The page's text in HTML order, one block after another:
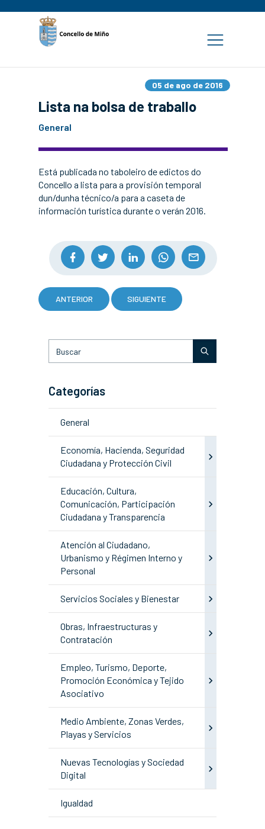
05 de ago de 2016
Lista na bolsa de traballo
General
Está publicada no taboleiro de edictos do
Concello a lista para a provisión temporal
dun/dunha técnico/a para a caseta de
información turística durante o verán 2016.
ANTERIOR SIGUIENTE
Categorías
General
Economía, Hacienda, Seguridad
Ciudadana y Protección Civil
Educación, Cultura,
Comunicación, Participación
Ciudadana y Transparencia
Atención al Ciudadano,
Urbanismo y Régimen Interno y
Personal
Servicios Sociales y Bienestar
Obras, Infraestructuras y
Contratación
Empleo, Turismo, Deporte,
Promoción Económica y Tejido
Asociativo
Medio Ambiente, Zonas Verdes,
Playas y Servicios
Nuevas Tecnologías y Sociedad
Digital
Igualdad